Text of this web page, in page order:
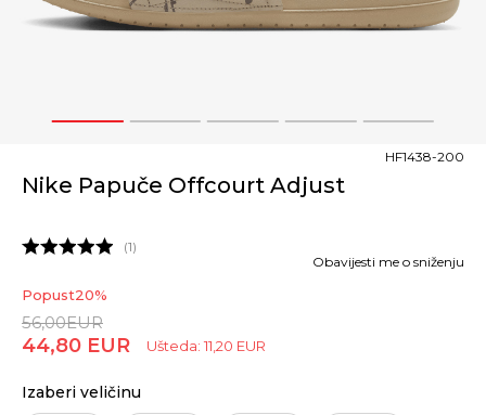
1 2 3 4 5
Nike Papuče Offcourt Adjust
HF1438-200
1
Popust20%
56,00EUR
44,80 EUR Ušteda: 11,20 EUR
Obavijesti me o sniženju
Izaberi veličinu